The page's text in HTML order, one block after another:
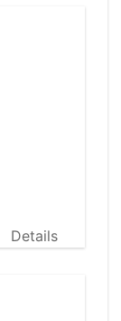
Details